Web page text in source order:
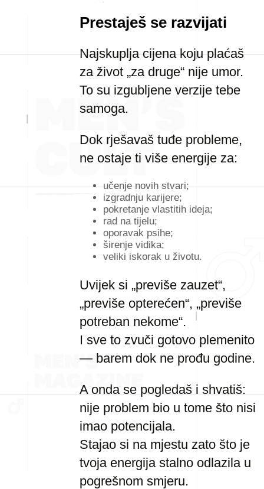
Prestaješ se razvijati
Najskuplja cijena koju plaćaš
za život „za druge“ nije umor.
To su izgubljene verzije tebe
samoga.
Dok rješavaš tuđe probleme,
ne ostaje ti više energije za:
učenje novih stvari;
izgradnju karijere;
pokretanje vlastitih ideja;
rad na tijelu;
oporavak psihe;
širenje vidika;
veliki iskorak u životu.
Uvijek si „previše zauzet“,
„previše opterećen“, „previše
potreban nekome“.
I sve to zvuči gotovo plemenito
— barem dok ne prođu godine.
A onda se pogledaš i shvatiš:
nije problem bio u tome što nisi
imao potencijala.
Stajao si na mjestu zato što je
tvoja energija stalno odlazila u
pogrešnom smjeru.